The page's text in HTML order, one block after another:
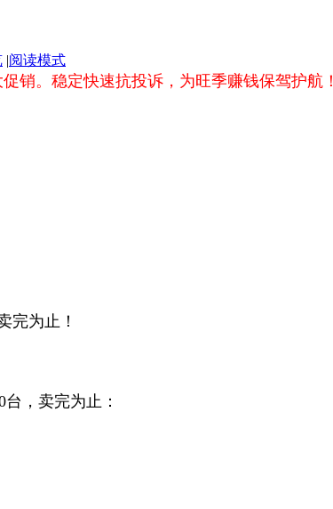
|阅读模式
销。稳定快速抗投诉，为旺季赚钱保驾护航！
完为止！
，卖完为止：